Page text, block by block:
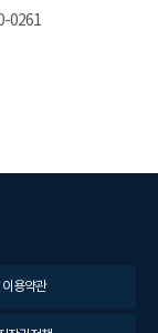
0261
이용약관